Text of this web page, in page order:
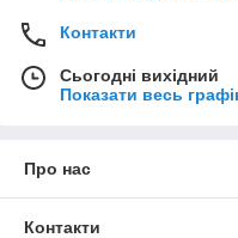
Контакти
Сьогодні вихідний
Показати весь
Про нас
Контакти